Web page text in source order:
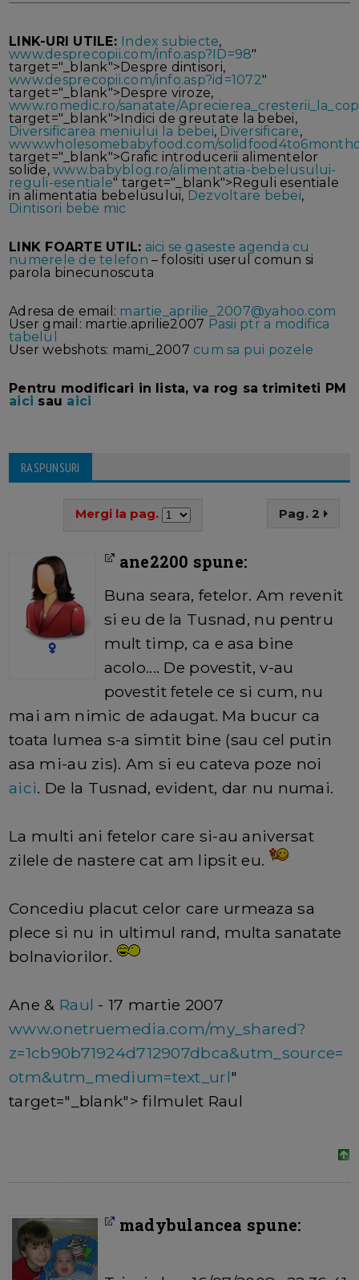
LINK-URI UTILE: Index subiecte,
www.desprecopii.com/info.asp?ID=98"
target="_blank">Despre dintisori,
www.desprecopii.com/info.asp?id=1072"
target="_blank">Despre viroze,
www.romedic.ro/sanatate/
target="_blank">Indici de greutate la bebei,
Diversificarea meniului la bebei, Diversificare,
www.wholesomebabyfood.com/
target="_blank">Grafic introducerii alimentelor
solide,www.babyblog.ro/alimentatia-bebelusului-
reguli-esentiale" target="_blank">Reguli esentiale
in alimentatia bebelusului, Dezvoltare bebei,
Dintisori bebe mic
LINK FOARTE UTIL: aici se gaseste agenda cu
numerele de telefon – folositi userul comun si
parola binecunoscuta
Adresa de email: martie_aprilie_2007@yahoo.com
User gmail: martie.aprilie2007 Pasii ptr a modifica
tabelul
User webshots: mami_2007 cum sa pui pozele
Pentru modificari in lista, va rog sa trimiteti PM
aici sau aici
RASPUNSURI
Mergi la pag. Pag. 2
ane2200 spune:
Buna seara, fetelor. Am revenit
si eu de la Tusnad, nu pentru
mult timp, ca e asa bine
acolo.... De povestit, v-au
povestit fetele ce si cum, nu
mai am nimic de adaugat. Ma bucur ca
toata lumea s-a simtit bine (sau cel putin
asa mi-au zis). Am si eu cateva poze noi
aici. De la Tusnad, evident, dar nu numai.
La multi ani fetelor care si-au aniversat
zilele de nastere cat am lipsit eu.
Concediu placut celor care urmeaza sa
plece si nu in ultimul rand, multa sanatate
bolnaviorilor.
Ane & Raul - 17 martie 2007
www.onetruemedia.com/my_shared?
z=1cb90b71924d712907dbca&utm_source=
otm&utm_medium=text_url"
target="_blank"> filmulet Raul
madybulancea spune: